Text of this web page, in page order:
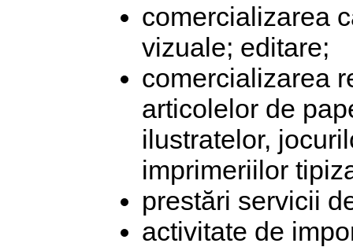
comercializarea
vizuale; editare;
comercializarea
articolelor de
ilustratelor,
imprimeriilor
prestări servicii
activitate de